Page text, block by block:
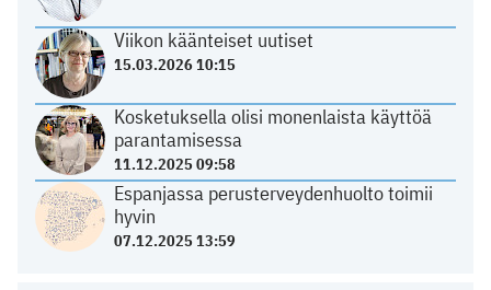
Viikon käänteiset uutiset
15.03.2026 10:15
Kosketuksella olisi monenlaista käyttöä
parantamisessa
11.12.2025 09:58
Espanjassa perusterveydenhuolto toimii
hyvin
07.12.2025 13:59